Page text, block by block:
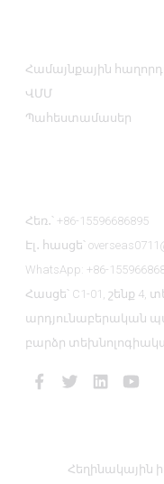
Համայնքային
ՎՄՄ
Պահեստամասեր
Հեռ․՝ +86-15596686895
Էլ․ հասցե՝
WhatsApp: +86-
Հասցե՝ C1-01, շենք
արդյունաբերական
բարձր
Հեղինակային